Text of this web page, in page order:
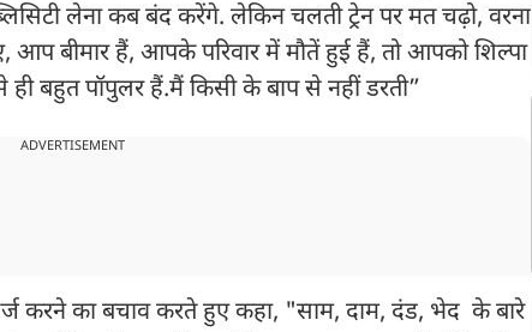
लेना कब बंद करेंगे. लेकिन चलती ट्रेन पर मत चढ़ो, वरना
आप बीमार हैं, आपके परिवार में मौतें हुई हैं, तो आपको शिल्पा
बहुत पॉपुलर हैं.मैं किसी के बाप से नहीं डरती”
ADVERTISEMENT
करने का बचाव करते हुए कहा, "साम, दाम, दंड, भेद के बारे